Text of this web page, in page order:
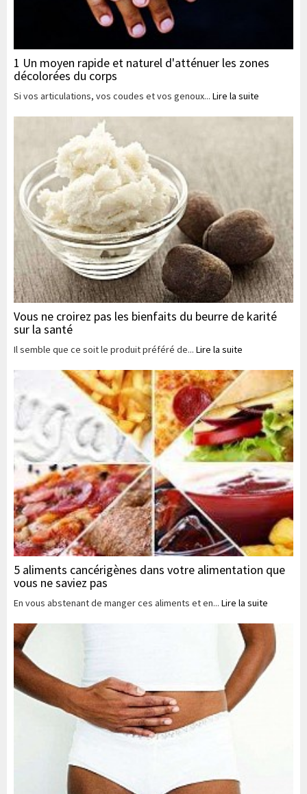
1 Un moyen rapide et naturel d'atténuer les zones
décolorées du corps
Si vos articulations, vos coudes et vos genoux... Lire la suite
Vous ne croirez pas les bienfaits du beurre de karité
sur la santé
Il semble que ce soit le produit préféré de... Lire la suite
5 aliments cancérigènes dans votre alimentation que
vous ne saviez pas
En vous abstenant de manger ces aliments et en... Lire la suite